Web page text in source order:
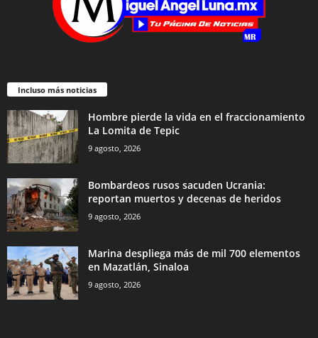
Incluso más noticias
Hombre pierde la vida en el fraccionamiento
La Lomita de Tepic
9 agosto, 2026
Bombardeos rusos sacuden Ucrania:
reportan muertos y decenas de heridos
9 agosto, 2026
Marina despliega más de mil 700 elementos
en Mazatlán, Sinaloa
9 agosto, 2026